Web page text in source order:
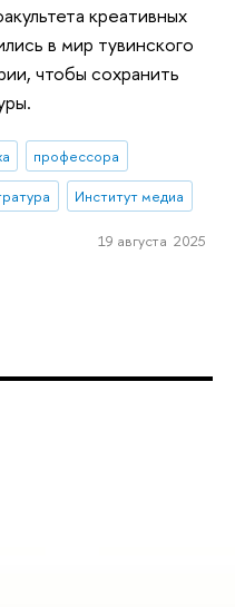
креативных
в мир тувинского
чтобы сохранить
профессора
Институт медиа
19 августа 2025